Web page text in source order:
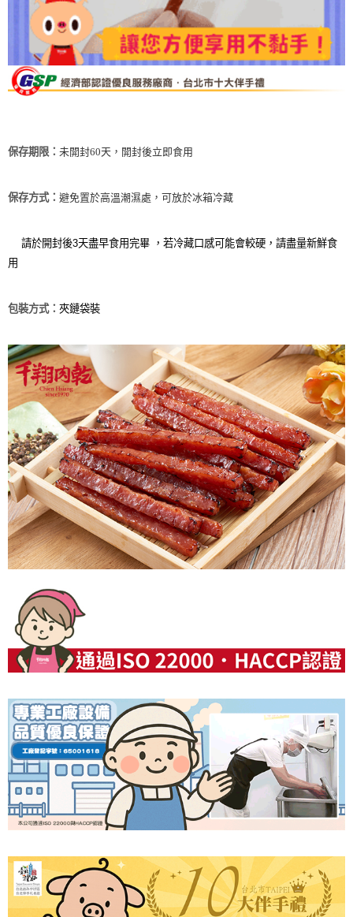
保存期限： 未開封60天，開封後立即食用
保存方式： 避免置於高溫潮濕處，可放於冰箱冷藏
請於開封後3天盡早食用完畢 ，若冷藏口感可能會較硬，請盡量新鮮食
用
包裝方式： 夾鏈袋裝